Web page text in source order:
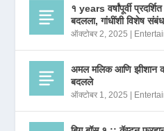
१ years वर्षांपूर्वी
बदलला, गांधींशी विशेष संबंध
ऑक्टोबर 2, 2025
अमल मलिक आणि झीशान
बदलले
ऑक्टोबर 1, 2025